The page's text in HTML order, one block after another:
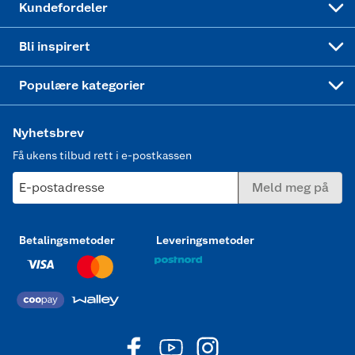
Kundefordeler
Bli inspirert
Populære kategorier
Nyhetsbrev
Få ukens tilbud rett i e-postkassen
E-postadresse Meld meg på
Betalingsmetoder Leveringsmetoder